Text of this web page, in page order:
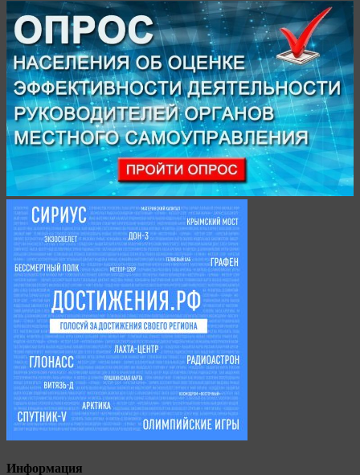
Информация